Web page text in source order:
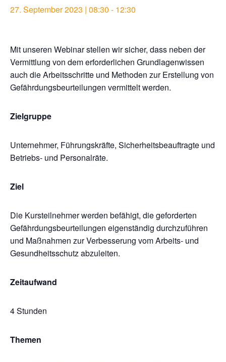
27. September 2023 | 08:30 - 12:30
Mit unseren Webinar stellen wir sicher, dass neben der
Vermittlung von dem erforderlichen Grundlagenwissen
auch die Arbeitsschritte und Methoden zur Erstellung von
Gefährdungsbeurteilungen vermittelt werden.
Zielgruppe
Unternehmer, Führungskräfte, Sicherheitsbeauftragte und
Betriebs- und Personalräte.
Ziel
Die Kursteilnehmer werden befähigt, die geforderten
Gefährdungsbeurteilungen eigenständig durchzuführen
und Maßnahmen zur Verbesserung vom Arbeits- und
Gesundheitsschutz abzuleiten.
Zeitaufwand
4 Stunden
Themen